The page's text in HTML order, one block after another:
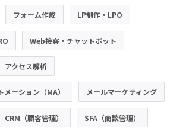
フォーム作成 LP制作・LPO
Web接客・チャットボット
アクセス解析
ーション（MA） メールマーケティング
CRM（顧客管理） SFA（商談管理）